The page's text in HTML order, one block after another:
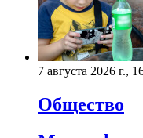
7 августа 2026 г.,
Общество